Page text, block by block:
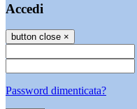
Accedi
button close ×
Password dimenticata?